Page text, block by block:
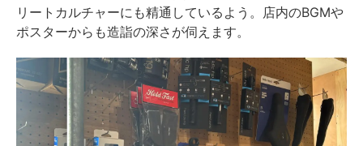
リートカルチャーにも精通しているよう。店内のBGMや
ポスターからも造詣の深さが伺えます。